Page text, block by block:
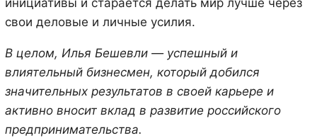
инициативы и старается делать мир лучше через
свои деловые и личные усилия.
В целом, Илья Бешевли — успешный и
влиятельный бизнесмен, который добился
значительных результатов в своей карьере и
активно вносит вклад в развитие российского
предпринимательства.